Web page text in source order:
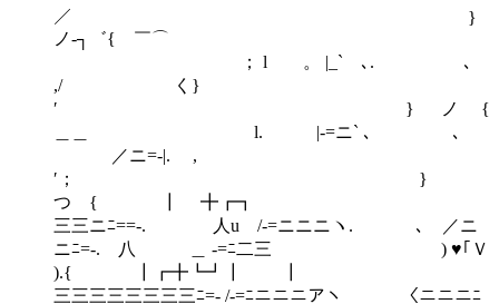
／ }
ノ‐┐゛{ ￣⌒
； l 。 |_` ､. ､
,/ く}
′ } ノ {
＿＿ l. |-=ニ` ､ ､
／ニ=-|. ,
′； }
つ { ┃ ╋┏┓
三三ニﾆ==-. 人u /-=ニニニヽ. ､ ／ニ
ニﾆ=-. 八 ＿ -=ﾆ二三 ) ♥｢Ｖ
).{ ┃┏╋┗┛┃ ┃
三三三三三三三三ﾆ=- /-=ﾆニニニアヽ 〈ニニニﾆ